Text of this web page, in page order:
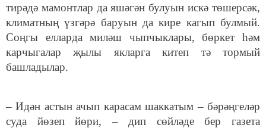
тирәдә мамонтлар да яшәгән булуын искә төшерсәк,
климатның үзгәрә баруын да кире кагып булмый.
Соңгы елларда миләш чыпчыклары, бөркет һәм
карчыгалар җылы якларга китеп тә тормый
башладылар.
– Идән астын ачып карасам шаккатым – бәрәңгеләр
суда йөзеп йөри, – дип сөйләде бер газета